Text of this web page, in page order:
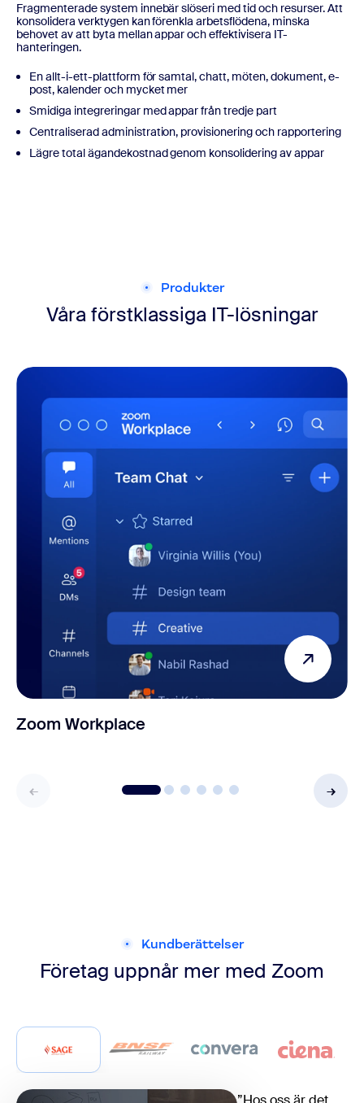
Fragmenterade system innebär slöseri med tid och resurser. Att
konsolidera verktygen kan förenkla arbetsflödena, minska
behovet av att byta mellan appar och effektivisera IT-
hanteringen.
En allt-i-ett-plattform för samtal, chatt, möten, dokument, e-
post, kalender och mycket mer
Smidiga integreringar med appar från tredje part
Centraliserad administration, provisionering och rapportering
Lägre total ägandekostnad genom konsolidering av appar
Produkter
Våra förstklassiga IT-lösningar
Zoom Workplace
Kundberättelser
Företag uppnår mer med Zoom